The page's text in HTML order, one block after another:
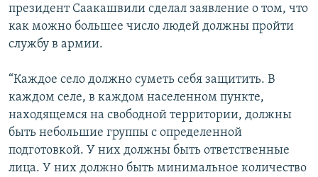
президент Саакашвили сделал заявление о том, что
как можно большее число людей должны пройти
службу в армии.
“Каждое село должно суметь себя защитить. В
каждом селе, в каждом населенном пункте,
находящемся на свободной территории, должны
быть небольшие группы с определенной
подготовкой. У них должны быть ответственные
лица. У них должно быть минимальное количество